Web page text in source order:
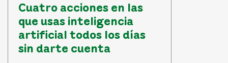
Cuatro acciones en las
que usas inteligencia
artificial todos los días
sin darte cuenta